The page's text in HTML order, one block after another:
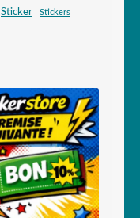
Sticker Stickers